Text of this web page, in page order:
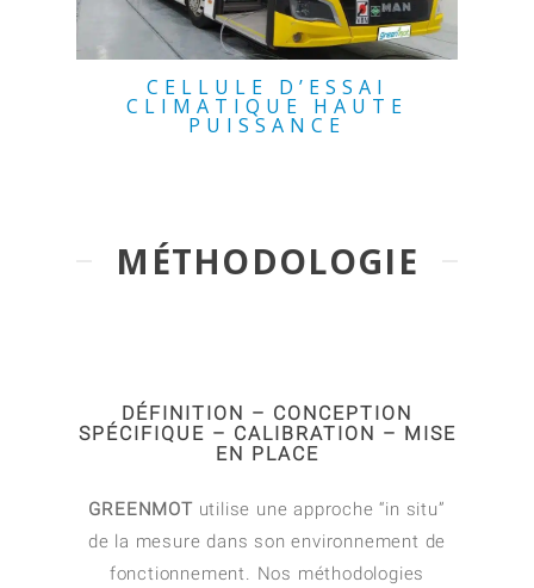
CELLULE D’ESSAI
CLIMATIQUE HAUTE
PUISSANCE
MÉTHODOLOGIE
DÉFINITION – CONCEPTION
SPÉCIFIQUE – CALIBRATION – MISE
EN PLACE
GREENMOTutilise une approche “in situ”
de la mesure dans son environnement de
fonctionnement. Nos méthodologies